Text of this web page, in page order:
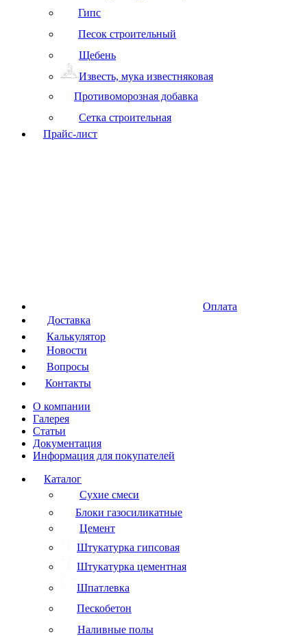
Гипс
Песок строительный
Щебень
Известь, мука известняковая
Противоморозная добавка
Сетка строительная
Прайс-лист
Оплата
Доставка
Калькулятор
Новости
Вопросы
Контакты
О компании
Галерея
Статьи
Документация
Информация для покупателей
Каталог
Сухие смеси
Блоки газосиликатные
Цемент
Штукатурка гипсовая
Штукатурка цементная
Шпатлевка
Пескобетон
Наливные полы